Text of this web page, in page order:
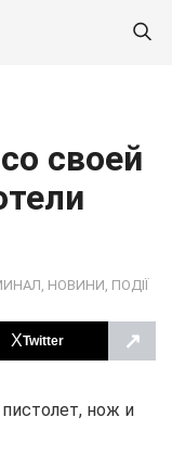
своей
НОВИНИ ПОДІЇ
Twitter ↗
нож и